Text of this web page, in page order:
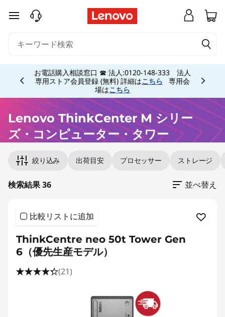
v
o
T
メインコンテンツにスキップする
お電話購入相談窓口 ☎ 法人:0120-148-333 法人
専用ストア会員登録 (無料) 詳細はこちら
専用会
場はこちら
Currently displaying item 5 of 5
Lenovo ThinkCenter M シリー
ズ・コンピューター・タワー
絞り込み 出荷目安 プロセッサー ストレージ
検索結果 36 並べ替え
比較リストに追加
ThinkCentre neo 50t Tower Gen
6（優先生産モデル）
(21)